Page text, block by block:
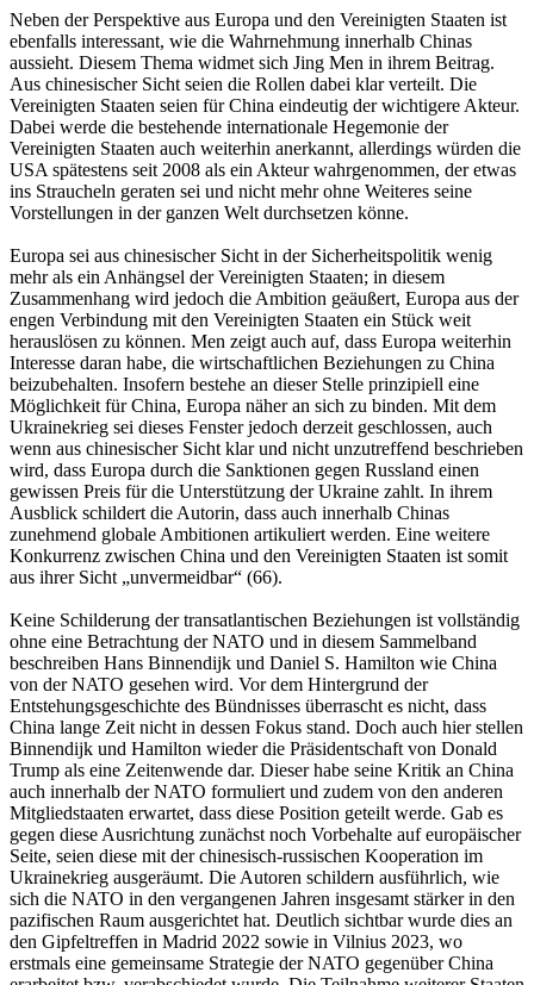
Neben der Perspektive aus Europa und den Vereinigten Staaten ist
ebenfalls interessant, wie die Wahrnehmung innerhalb Chinas
aussieht. Diesem Thema widmet sich Jing Men in ihrem Beitrag.
Aus chinesischer Sicht seien die Rollen dabei klar verteilt. Die
Vereinigten Staaten seien für China eindeutig der wichtigere Akteur.
Dabei werde die bestehende internationale Hegemonie der
Vereinigten Staaten auch weiterhin anerkannt, allerdings würden die
USA spätestens seit 2008 als ein Akteur wahrgenommen, der etwas
ins Straucheln geraten sei und nicht mehr ohne Weiteres seine
Vorstellungen in der ganzen Welt durchsetzen könne.
Europa sei aus chinesischer Sicht in der Sicherheitspolitik wenig
mehr als ein Anhängsel der Vereinigten Staaten; in diesem
Zusammenhang wird jedoch die Ambition geäußert, Europa aus der
engen Verbindung mit den Vereinigten Staaten ein Stück weit
herauslösen zu können. Men zeigt auch auf, dass Europa weiterhin
Interesse daran habe, die wirtschaftlichen Beziehungen zu China
beizubehalten. Insofern bestehe an dieser Stelle prinzipiell eine
Möglichkeit für China, Europa näher an sich zu binden. Mit dem
Ukrainekrieg sei dieses Fenster jedoch derzeit geschlossen, auch
wenn aus chinesischer Sicht klar und nicht unzutreffend beschrieben
wird, dass Europa durch die Sanktionen gegen Russland einen
gewissen Preis für die Unterstützung der Ukraine zahlt. In ihrem
Ausblick schildert die Autorin, dass auch innerhalb Chinas
zunehmend globale Ambitionen artikuliert werden. Eine weitere
Konkurrenz zwischen China und den Vereinigten Staaten ist somit
aus ihrer Sicht „unvermeidbar“ (66).
Keine Schilderung der transatlantischen Beziehungen ist vollständig
ohne eine Betrachtung der NATO und in diesem Sammelband
beschreiben Hans Binnendijk und Daniel S. Hamilton wie China
von der NATO gesehen wird. Vor dem Hintergrund der
Entstehungsgeschichte des Bündnisses überrascht es nicht, dass
China lange Zeit nicht in dessen Fokus stand. Doch auch hier stellen
Binnendijk und Hamilton wieder die Präsidentschaft von Donald
Trump als eine Zeitenwende dar. Dieser habe seine Kritik an China
auch innerhalb der NATO formuliert und zudem von den anderen
Mitgliedstaaten erwartet, dass diese Position geteilt werde. Gab es
gegen diese Ausrichtung zunächst noch Vorbehalte auf europäischer
Seite, seien diese mit der chinesisch-russischen Kooperation im
Ukrainekrieg ausgeräumt. Die Autoren schildern ausführlich, wie
sich die NATO in den vergangenen Jahren insgesamt stärker in den
pazifischen Raum ausgerichtet hat. Deutlich sichtbar wurde dies an
den Gipfeltreffen in Madrid 2022 sowie in Vilnius 2023, wo
erstmals eine gemeinsame Strategie der NATO gegenüber China